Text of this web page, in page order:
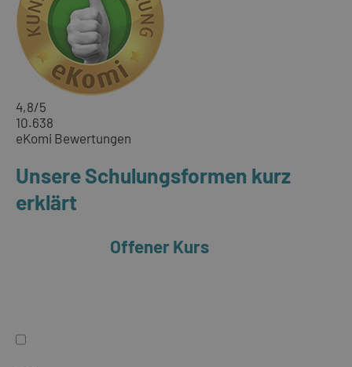
4,8/5
10.638
eKomi Bewertungen
Unsere Schulungsformen kurz
erklärt
Offener Kurs